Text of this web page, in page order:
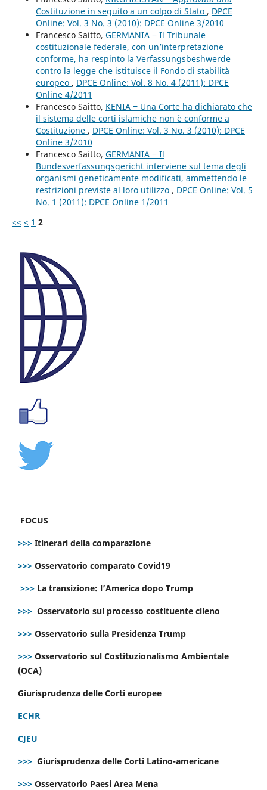
Costituzione in seguito a un colpo di Stato , DPCE
Online: Vol. 3 No. 3 (2010): DPCE Online 3/2010
Francesco Saitto, GERMANIA ‒ Il Tribunale
costituzionale federale, con un’interpretazione
conforme, ha respinto la Verfassungsbeshwerde
contro la legge che istituisce il Fondo di stabilità
europeo , DPCE Online: Vol. 8 No. 4 (2011): DPCE
Online 4/2011
Francesco Saitto, KENIA ‒ Una Corte ha dichiarato che
il sistema delle corti islamiche non è conforme a
Costituzione , DPCE Online: Vol. 3 No. 3 (2010): DPCE
Online 3/2010
Francesco Saitto, GERMANIA ‒ Il
Bundesverfassungsgericht interviene sul tema degli
organismi geneticamente modificati, ammettendo le
restrizioni previste al loro utilizzo , DPCE Online: Vol. 5
No. 1 (2011): DPCE Online 1/2011
<< < 1 2
FOCUS
>>> Itinerari della comparazione
>>> Osservatorio comparato Covid19
>>> La transizione: l’America dopo Trump
>>> Osservatorio sul processo costituente cileno
>>> Osservatorio sulla Presidenza Trump
>>> Osservatorio sul Costituzionalismo Ambientale
(OCA)
Giurisprudenza delle Corti europee
ECHR
CJEU
>>> Giurisprudenza delle Corti Latino-americane
>>> Osservatorio Paesi Area Mena